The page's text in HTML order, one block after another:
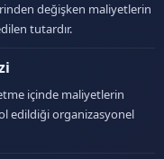
değişken maliyetlerin
tutardır.
içinde maliyetlerin
edildiği organizasyonel